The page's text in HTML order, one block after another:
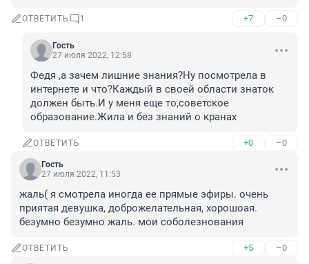
ОТВЕТИТЬ 1 +7 –0
Гость
27 июля 2022, 12:58
Федя ,а зачем лишние знания?Ну посмотрела в
интернете и что?Каждый в своей области знаток
должен быть.И у меня еще то,советское
образование.Жила и без знаний о кранах
ОТВЕТИТЬ +0 –0
Гость
27 июля 2022, 11:53
жаль( я смотрела иногда ее прямые эфиры. очень
приятая девушка, доброжелательная, хорошоая.
безумно безумно жаль. мои соболезнования
ОТВЕТИТЬ +5 –0